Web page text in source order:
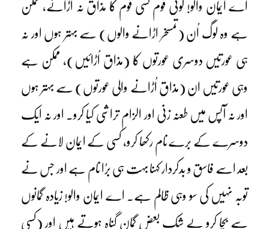
اے ایمان والو! کوئی قوم کسی قوم کا مذاق نہ اُڑائے، ممکن
ہے وہ لوگ اُن (تمسخر اڑانے والوں) سے بہتر ہوں اور نہ
ہی عورتیں دوسری عورتوں کا (مذاق اُڑائیں)، ممکن ہے
وہی عورتیں ان (مذاق اُڑانے والی عورتوں) سے بہتر ہوں
اور نہ آپس میں طعنہ زنی اور الزام تراشی کیا کرو۔ اور نہ ایک
دوسرے کے برے نام رکھا کرو، کسی کے ایمان لانے کے
بعد اسے فاسق و بدکردار کہنا بہت ہی برُا نام ہے اور جس نے
توبہ نہیں کی سو وہی ظالم ہے۔ اے ایمان والو! زیادہ گمانوں
سے بچا کرو بے شک بعض گمان گناہ ہوتے ہیں اور (کسی